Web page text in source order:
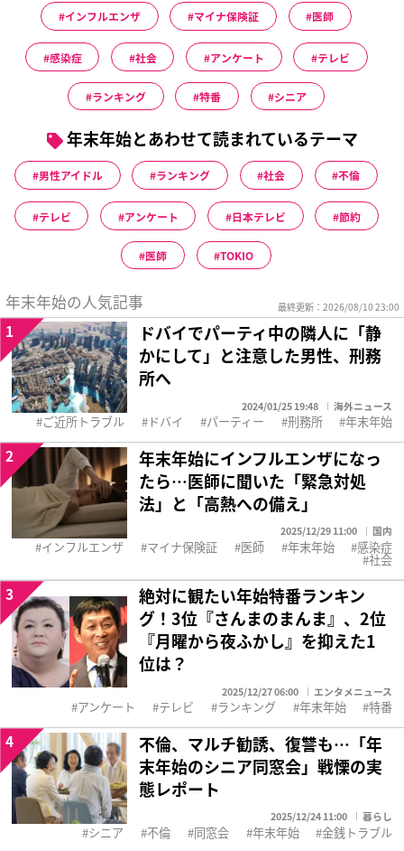
インフルエンザ マイナ保険証 医師
感染症 社会 アンケート テレビ
ランキング 特番 シニア
年末年始とあわせて読まれているテーマ
男性アイドル ランキング 社会 不倫
テレビ アンケート 日本テレビ 節約
医師 TOKIO
年末年始の人気記事 最終更新：2026/08/10 23:00
ドバイでパーティ中の隣人に「静
かにして」と注意した男性、刑務
所へ
2024/01/25 19:48 海外ニュース
1
ご近所トラブル ドバイ パーティー 刑務所 年末年始
年末年始にインフルエンザになっ
たら…医師に聞いた「緊急対処
法」と「高熱への備え」
2025/12/29 11:00 国内
2
インフルエンザ マイナ保険証 医師 年末年始 感染症
社会
絶対に観たい年始特番ランキン
グ！3位『さんまのまんま』、2位
『月曜から夜ふかし』を抑えた1
位は？
2025/12/27 06:00 エンタメニュース
3
アンケート テレビ ランキング 年末年始 特番
不倫、マルチ勧誘、復讐も…「年
末年始のシニア同窓会」戦慄の実
態レポート
2025/12/24 11:00 暮らし
4
シニア 不倫 同窓会 年末年始 金銭トラブル